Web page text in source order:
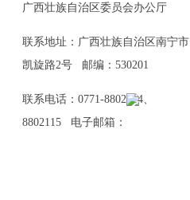
广西壮族自治区委员会办公厅
联系地址：广西壮族自治区南宁市
凯旋路2号 邮编：530201
联系电话：0771-8802114、
8802115 电子邮箱：